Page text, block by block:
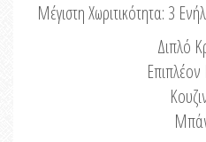
Μέγιστη Χωριτικότητα: 3
Διπλό
Επιπλέον